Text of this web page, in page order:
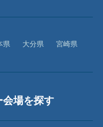
県 大分県
宮崎県
場を探す